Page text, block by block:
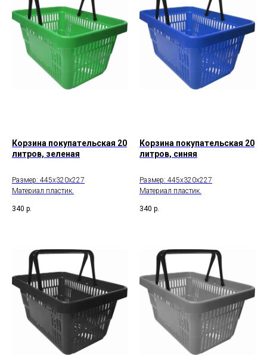
Корзина покупательская 20
литров, зеленая
Размер: 445х320х227
Материал пластик.
340 р.
Корзина покупательская 20
литров, синяя
Размер: 445х320х227
Материал пластик.
340 р.